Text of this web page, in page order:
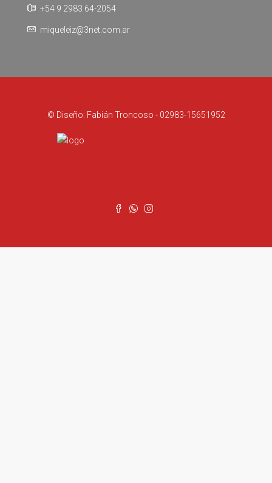
+54 9 2983 64-2054
miqueleiz@3net.com.ar
© Diseño: Fabián Troncoso - 02983-15651952